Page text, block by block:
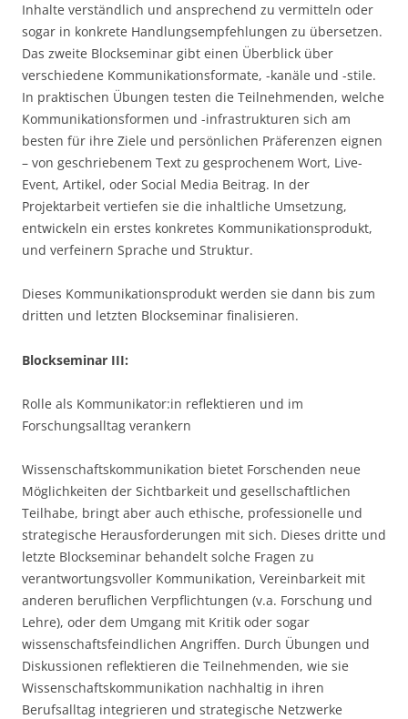
Inhalte verständlich und ansprechend zu vermitteln oder
sogar in konkrete Handlungsempfehlungen zu übersetzen.
Das zweite Blockseminar gibt einen Überblick über
verschiedene Kommunikationsformate, -kanäle und -stile.
In praktischen Übungen testen die Teilnehmenden, welche
Kommunikationsformen und -infrastrukturen sich am
besten für ihre Ziele und persönlichen Präferenzen eignen
– von geschriebenem Text zu gesprochenem Wort, Live-
Event, Artikel, oder Social Media Beitrag. In der
Projektarbeit vertiefen sie die inhaltliche Umsetzung,
entwickeln ein erstes konkretes Kommunikationsprodukt,
und verfeinern Sprache und Struktur.
Dieses Kommunikationsprodukt werden sie dann bis zum
dritten und letzten Blockseminar finalisieren.
Blockseminar III:
Rolle als Kommunikator:in reflektieren und im
Forschungsalltag verankern
Wissenschaftskommunikation bietet Forschenden neue
Möglichkeiten der Sichtbarkeit und gesellschaftlichen
Teilhabe, bringt aber auch ethische, professionelle und
strategische Herausforderungen mit sich. Dieses dritte und
letzte Blockseminar behandelt solche Fragen zu
verantwortungsvoller Kommunikation, Vereinbarkeit mit
anderen beruflichen Verpflichtungen (v.a. Forschung und
Lehre), oder dem Umgang mit Kritik oder sogar
wissenschaftsfeindlichen Angriffen. Durch Übungen und
Diskussionen reflektieren die Teilnehmenden, wie sie
Wissenschaftskommunikation nachhaltig in ihren
Berufsalltag integrieren und strategische Netzwerke